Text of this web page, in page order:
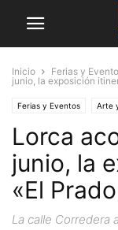
Inicio Ferias y
junio, la exposición
Ferias y Eventos Arte
Lorca
junio, la
«El
La calle Corredera